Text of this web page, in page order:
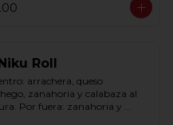
Roll
arrachera, queso
zanahoria y calabaza al
Por fuera: zanahoria y